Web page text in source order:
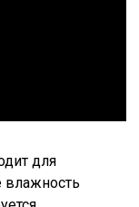
для
влажность